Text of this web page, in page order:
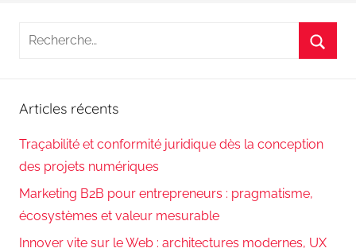
Recherche
Articles récents
Traçabilité et conformité juridique dès la conception
des projets numériques
Marketing B2B pour entrepreneurs : pragmatisme,
écosystèmes et valeur mesurable
Innover vite sur le Web : architectures modernes, UX